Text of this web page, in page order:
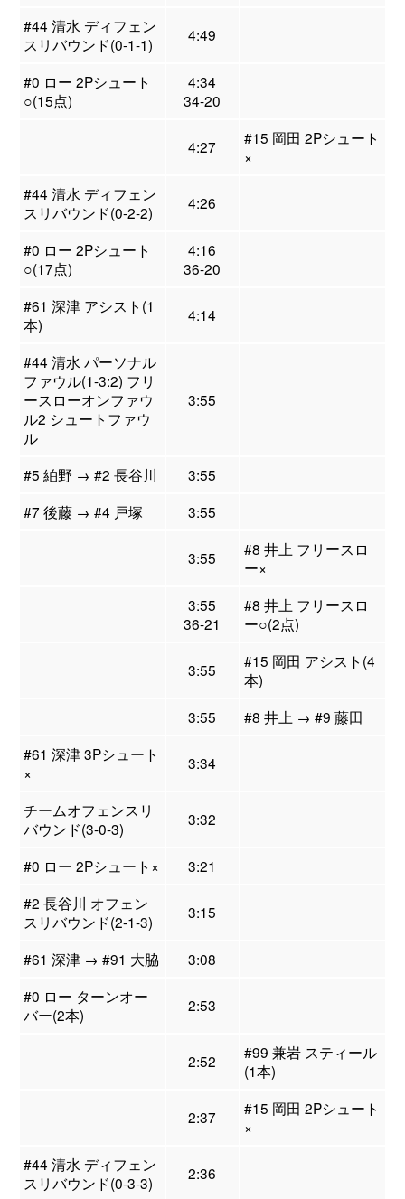
#44 清水 ディフェン
スリバウンド(0-1-1)
4:49
#0 ロー 2Pシュート
○(15点)
4:34
34-20
4:27
#15 岡田 2Pシュート
×
#44 清水 ディフェン
スリバウンド(0-2-2)
4:26
#0 ロー 2Pシュート
○(17点)
4:16
36-20
#61 深津 アシスト(1
本)
4:14
#44 清水 パーソナル
ファウル(1-3:2) フリ
ースローオンファウ
ル2 シュートファウ
ル
3:55
#5 絈野 → #2 長谷川
3:55
#7 後藤 → #4 戸塚
3:55
3:55
#8 井上 フリースロ
ー×
3:55
36-21
#8 井上 フリースロ
ー○(2点)
3:55
#15 岡田 アシスト(4
本)
3:55
#8 井上 → #9 藤田
#61 深津 3Pシュート
×
3:34
チームオフェンスリ
バウンド(3-0-3)
3:32
#0 ロー 2Pシュート×
3:21
#2 長谷川 オフェン
スリバウンド(2-1-3)
3:15
#61 深津 → #91 大脇
3:08
#0 ロー ターンオー
バー(2本)
2:53
2:52
#99 兼岩 スティール
(1本)
2:37
#15 岡田 2Pシュート
×
#44 清水 ディフェン
スリバウンド(0-3-3)
2:36